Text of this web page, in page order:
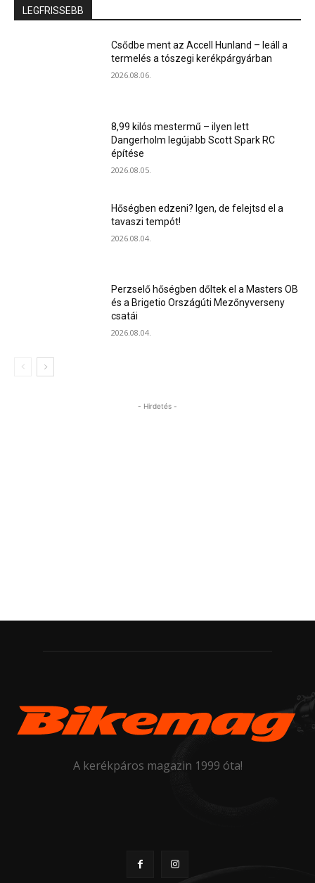
LEGFRISSEBB
Csődbe ment az Accell Hunland – leáll a
termelés a tószegi kerékpárgyárban
2026.08.06.
8,99 kilós mestermű – ilyen lett
Dangerholm legújabb Scott Spark RC
építése
2026.08.05.
Hőségben edzeni? Igen, de felejtsd el a
tavaszi tempót!
2026.08.04.
Perzselő hőségben dőltek el a Masters OB
és a Brigetio Országúti Mezőnyverseny
csatái
2026.08.04.
- Hirdetés -
A kerékpáros magazin 1999 óta!